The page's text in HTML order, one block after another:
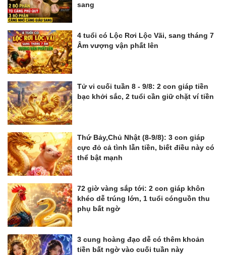
sang
4 tuổi có Lộc Rơi Lộc Vãi, sang tháng 7
Âm vượng vận phất lên
Tử vi cuối tuần 8 - 9/8: 2 con giáp tiền
bạc khởi sắc, 2 tuổi cần giữ chặt ví tiền
Thứ Bảy,Chủ Nhật (8-9/8): 3 con giáp
cực đỏ cả tình lẫn tiền, biết điều này có
thể bật mạnh
72 giờ vàng sắp tới: 2 con giáp khôn
khéo dễ trúng lớn, 1 tuổi cónguồn thu
phụ bất ngờ
3 cung hoàng đạo dễ có thêm khoản
tiền bất ngờ vào cuối tuần này